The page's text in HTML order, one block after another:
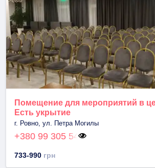
Помещение для мероприятий в
Есть укрытие
г. Ровно, ул. Петра Могилы
+380 99 305 54
733-990 грн